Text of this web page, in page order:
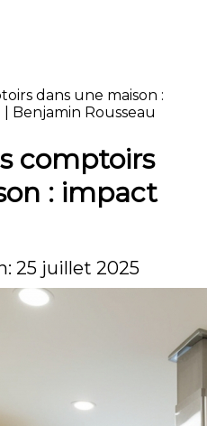
dans une maison :
Benjamin Rousseau
comptoirs
: impact
25 juillet 2025